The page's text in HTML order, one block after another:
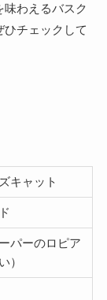
わえるバスク
チェックして
キャット
パーのロピア
）